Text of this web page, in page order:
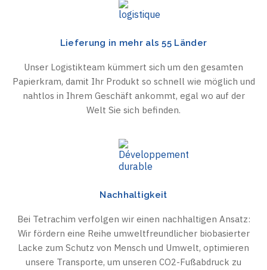
Lieferung in mehr als 55 Länder
Unser Logistikteam kümmert sich um den gesamten
Papierkram, damit Ihr Produkt so schnell wie möglich und
nahtlos in Ihrem Geschäft ankommt, egal wo auf der
Welt Sie sich befinden.
Nachhaltigkeit
Bei Tetrachim verfolgen wir einen nachhaltigen Ansatz:
Wir fördern eine Reihe umweltfreundlicher biobasierter
Lacke zum Schutz von Mensch und Umwelt, optimieren
unsere Transporte, um unseren CO2-Fußabdruck zu